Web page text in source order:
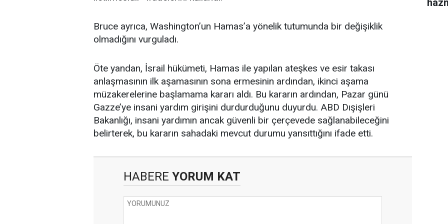
Bruce ayrıca, Washington’un Hamas’a yönelik tutumunda bir değişiklik
olmadığını vurguladı.
Öte yandan, İsrail hükümeti, Hamas ile yapılan ateşkes ve esir takası
anlaşmasının ilk aşamasının sona ermesinin ardından, ikinci aşama
müzakerelerine başlamama kararı aldı. Bu kararın ardından, Pazar günü
Gazze’ye insani yardım girişini durdurduğunu duyurdu. ABD Dışişleri
Bakanlığı, insani yardımın ancak güvenli bir çerçevede sağlanabileceğini
belirterek, bu kararın sahadaki mevcut durumu yansıttığını ifade etti.
HABERE YORUM KAT